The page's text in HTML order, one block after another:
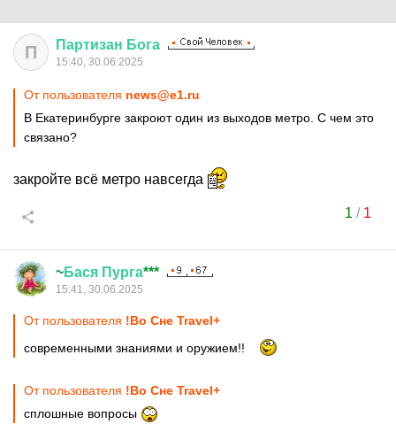
П Партизан Бога
15:40, 30.06.2025
От пользователя news@e1.ru
В Екатеринбурге закроют один из выходов метро. С чем это
связано?
закройте всё метро навсегда
1 / 1
~Бася Пурга***
15:41, 30.06.2025
От пользователя !Во Сне Travel+
современными знаниями и оружием!!
От пользователя !Во Сне Travel+
сплошные вопросы